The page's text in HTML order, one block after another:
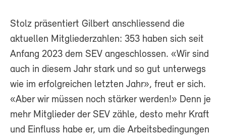
Stolz präsentiert Gilbert anschliessend die
aktuellen Mitgliederzahlen: 353 haben sich seit
Anfang 2023 dem SEV angeschlossen. «Wir sind
auch in diesem Jahr stark und so gut unterwegs
wie im erfolgreichen letzten Jahr», freut er sich.
«Aber wir müssen noch stärker werden!» Denn je
mehr Mitglieder der SEV zähle, desto mehr Kraft
und Einfluss habe er, um die Arbeitsbedingungen